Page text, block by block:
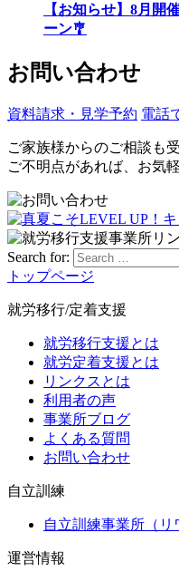
【お知らせ】8月開
ーン🎐
お問い合わせ
資料請求・見学予約 電話
ご家族様からのご相談も
ご不明点があれば、お気
Search for:
トップページ
就労移行/定着支援
就労移行支援とは
就労定着支援とは
リンクスとは
利用者の声
事業所ブログ
よくある質問
お問い合わせ
自立訓練
自立訓練事業所（リ
運営情報